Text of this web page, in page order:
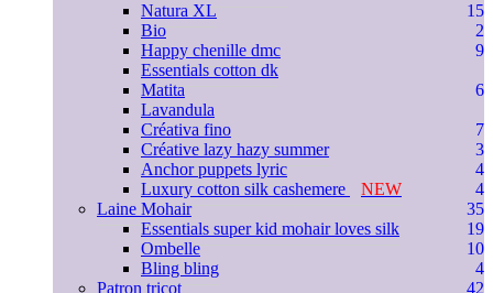
Natura XL
15
Bio
2
Happy chenille dmc
9
Essentials cotton dk
Matita
6
Lavandula
Créativa fino
7
Créative lazy hazy summer
3
Anchor puppets lyric
4
Luxury cotton silk cashemere
NEW
4
Laine Mohair
35
Essentials super kid mohair loves silk
19
Ombelle
10
Bling bling
4
Patron tricot
42